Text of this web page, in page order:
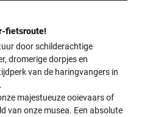
fietsroute!
door schilderachtige
dromerige dorpjes en
van de haringvangers in
majestueuze ooievaars of
van onze musea. Een absolute